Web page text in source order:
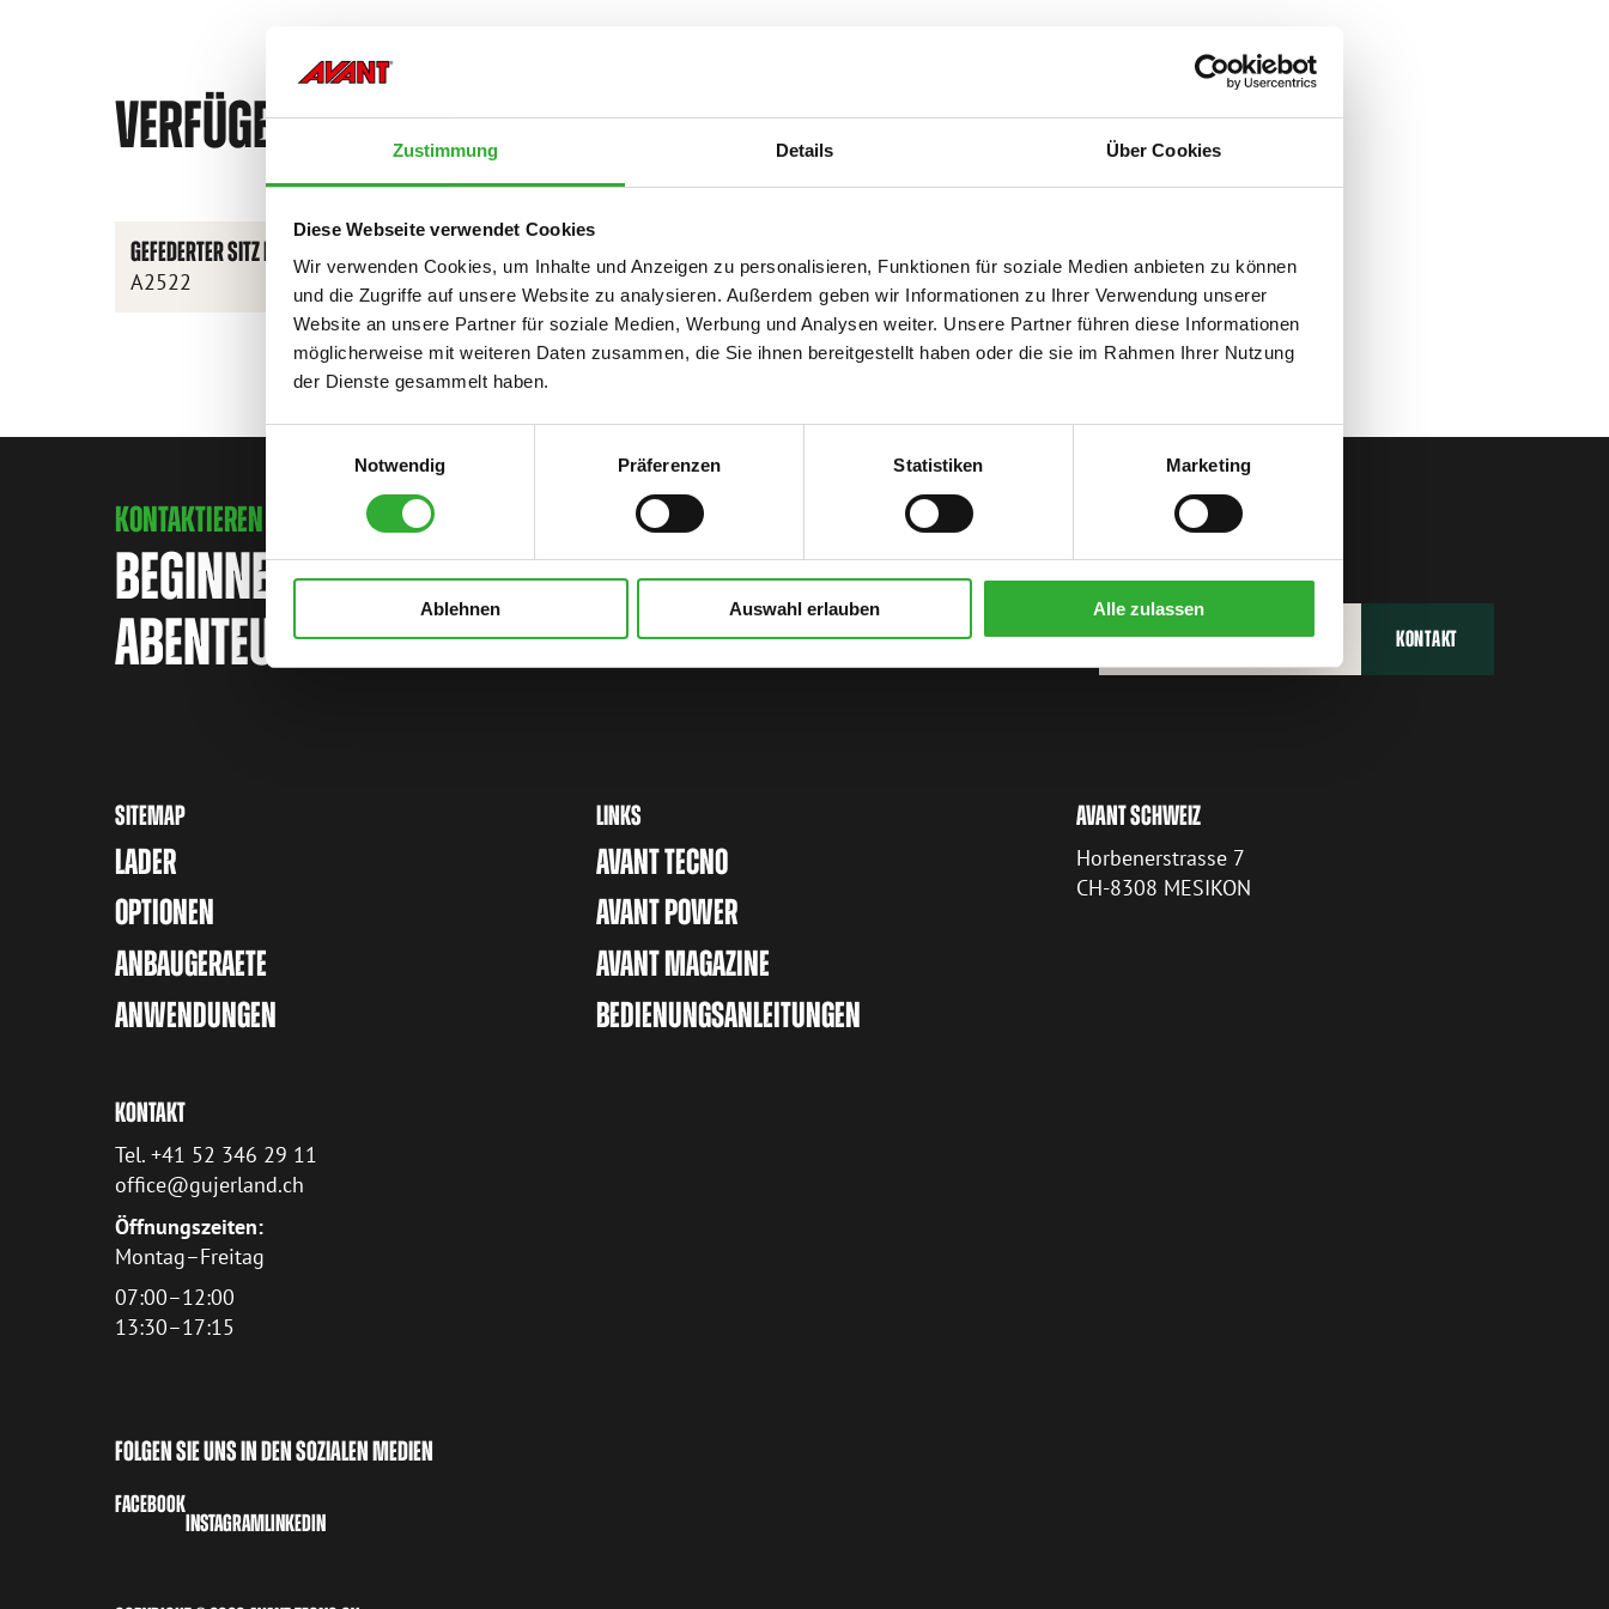
Zustimmung Details Über Cookies
Diese Webseite verwendet Cookies
Wir verwenden Cookies, um Inhalte und Anzeigen zu personalisieren, Funktionen für soziale Medien anbieten zu können
und die Zugriffe auf unsere Website zu analysieren. Außerdem geben wir Informationen zu Ihrer Verwendung unserer
Website an unsere Partner für soziale Medien, Werbung und Analysen weiter. Unsere Partner führen diese Informationen
möglicherweise mit weiteren Daten zusammen, die Sie ihnen bereitgestellt haben oder die sie im Rahmen Ihrer Nutzung
der Dienste gesammelt haben.
Einwilligungsauswahl
Notwendig
Präferenzen Statistiken Marketing
Ablehnen Auswahl erlauben Alle zulassen
VERFÜGBARE OPTIONEN
GEFEDERTER SITZ MIT ARMLEHNE
A2522
KONTAKTIEREN SIE UNS
BEGINNEN SIE IHR AVANT-
ABENTEUER
VERTRIEBSPARTNER FINDEN KONTAKT
SITEMAP
LADER
OPTIONEN
ANBAUGERAETE
ANWENDUNGEN
LINKS
AVANT TECNO
AVANT POWER
AVANT MAGAZINE
BEDIENUNGSANLEITUNGEN
AVANT SCHWEIZ
Horbenerstrasse 7
CH-8308 MESIKON
KONTAKT
Tel. +41 52 346 29 11
office@gujerland.ch
Öffnungszeiten:
Montag–Freitag
07:00–12:00
13:30–17:15
FOLGEN SIE UNS IN DEN SOZIALEN MEDIEN
FACEBOOK
INSTAGRAMLINKEDIN